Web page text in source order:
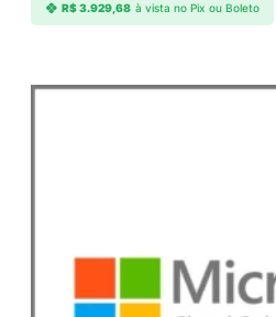
R$3.929,68 à vista no Pix ou Boleto